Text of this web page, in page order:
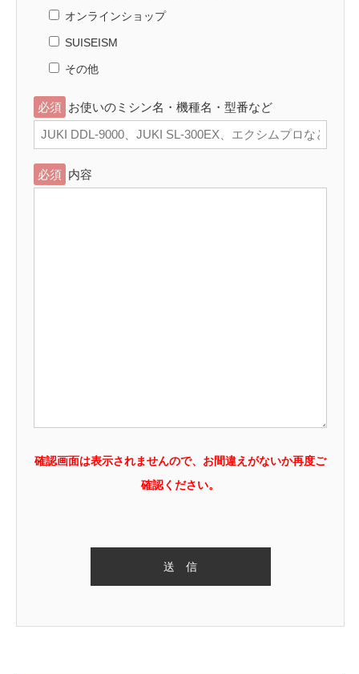
オンラインショップ
SUISEISM
その他
必須 お使いのミシン名・機種名・型番など
必須 内容
確認画面は表示されませんので、お間違えがないか再度ご
確認ください。